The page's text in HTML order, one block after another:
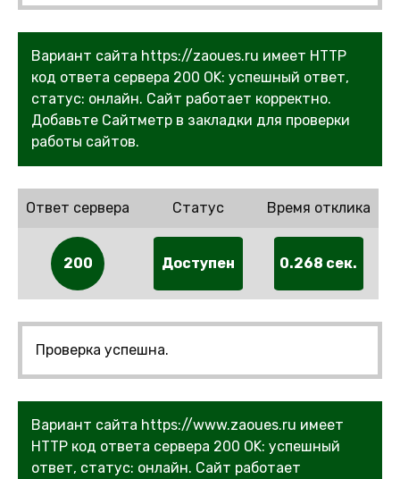
Вариант сайта https://zaoues.ru имеет HTTP
код ответа сервера 200 OK: успешный ответ,
статус: онлайн. Сайт работает корректно.
Добавьте Сайтметр в закладки для проверки
работы сайтов.
Ответ сервера
200
Статус
Доступен
Время отклика
0.268 сек.
Проверка успешна.
Вариант сайта https://www.zaoues.ru имеет
HTTP код ответа сервера 200 OK: успешный
ответ, статус: онлайн. Сайт работает